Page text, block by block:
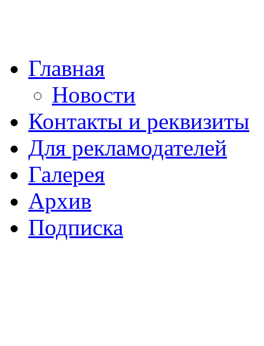
Главная
Новости
Контакты и реквизиты
Для рекламодателей
Галерея
Архив
Подписка